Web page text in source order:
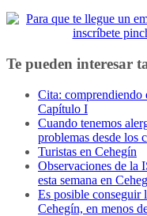
Te pueden interesar
Cita: comprendiendo
Capítulo I
Cuando tenemos
problemas desde los
Turistas en Cehegín
Observaciones de la
esta semana en
Es posible conseguir
Cehegín, en menos